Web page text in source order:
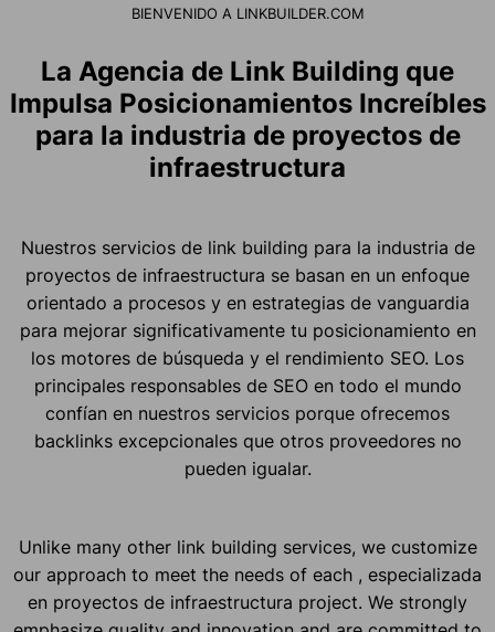
BIENVENIDO A LINKBUILDER.COM
La Agencia de Link Building que
Impulsa Posicionamientos Increíbles
para la industria de proyectos de
infraestructura
Nuestros servicios de link building para la industria de
proyectos de infraestructura se basan en un enfoque
orientado a procesos y en estrategias de vanguardia
para mejorar significativamente tu posicionamiento en
los motores de búsqueda y el rendimiento SEO. Los
principales responsables de SEO en todo el mundo
confían en nuestros servicios porque ofrecemos
backlinks excepcionales que otros proveedores no
pueden igualar.
Unlike many other link building services, we customize
our approach to meet the needs of each , especializada
en proyectos de infraestructura project. We strongly